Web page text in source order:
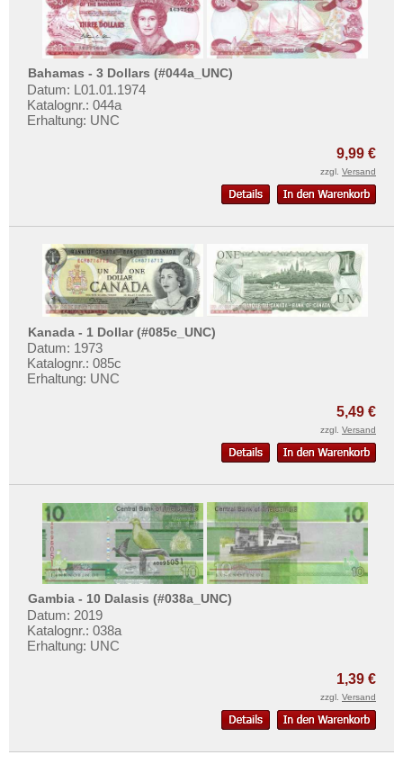
Bahamas - 3 Dollars (#044a_UNC)
Datum: L01.01.1974
Katalognr.: 044a
Erhaltung: UNC
9,99 €
zzgl. Versand
Kanada - 1 Dollar (#085c_UNC)
Datum: 1973
Katalognr.: 085c
Erhaltung: UNC
5,49 €
zzgl. Versand
Gambia - 10 Dalasis (#038a_UNC)
Datum: 2019
Katalognr.: 038a
Erhaltung: UNC
1,39 €
zzgl. Versand